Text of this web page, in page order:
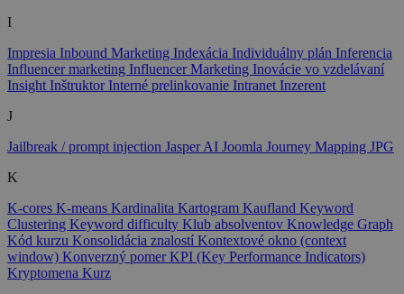
I
Impresia Inbound Marketing Indexácia Individuálny plán Inferencia
Influencer marketing Influencer Marketing Inovácie vo vzdelávaní
Insight InštruktorInterné prelinkovanie Intranet Inzerent
J
Jailbreak / prompt injection Jasper AI Joomla Journey Mapping JPG
K
K-cores K-means Kardinalita Kartogram Kaufland Keyword
Clustering Keyword difficulty Klub absolventov Knowledge Graph
Kód kurzu Konsolidácia znalostí Kontextové okno (context
window) Konverzný pomerKPI (Key Performance Indicators)
Kryptomena Kurz